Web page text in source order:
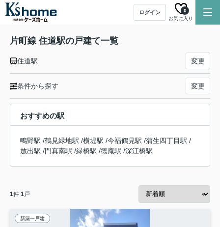
ログイン
お気に入り
0
片町線 住道駅の戸建て一覧
住道駅 変更
条件から探す 変更
おすすめの駅
鴫野駅 /鶴見緑地駅 /横堤駅 /今福鶴見駅 /蒲生四丁目駅 /
放出駅 /門真南駅 /緑橋駅 /徳庵駅 /深江橋駅
1件 1戸
新築一戸建